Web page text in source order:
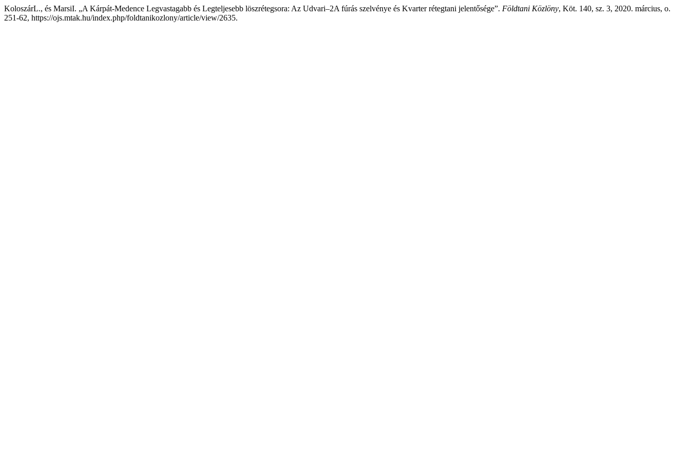
KoloszárL., és MarsiI. „A Kárpát-Medence Legvastagabb és Legteljesebb löszrétegsora: Az Udvari–2A fúrás szelvénye és Kvarter rétegtani jelentősége”. Földtani Közlöny, Köt. 140, sz. 3, 2020. március, o.
251-62, https://ojs.mtak.hu/index.php/foldtanikozlony/article/view/2635.